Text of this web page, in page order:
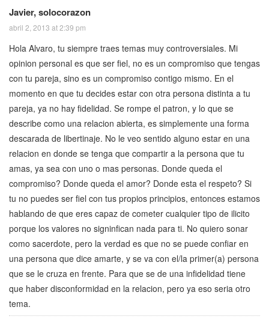
Javier, solocorazon
abril 2, 2013 at 2:39 pm
Hola Alvaro, tu siempre traes temas muy controversiales. Mi
opinion personal es que ser fiel, no es un compromiso que tengas
con tu pareja, sino es un compromiso contigo mismo. En el
momento en que tu decides estar con otra persona distinta a tu
pareja, ya no hay fidelidad. Se rompe el patron, y lo que se
describe como una relacion abierta, es simplemente una forma
descarada de libertinaje. No le veo sentido alguno estar en una
relacion en donde se tenga que compartir a la persona que tu
amas, ya sea con uno o mas personas. Donde queda el
compromiso? Donde queda el amor? Donde esta el respeto? Si
tu no puedes ser fiel con tus propios principios, entonces estamos
hablando de que eres capaz de cometer cualquier tipo de ilicito
porque los valores no signinfican nada para ti. No quiero sonar
como sacerdote, pero la verdad es que no se puede confiar en
una persona que dice amarte, y se va con el/la primer(a) persona
que se le cruza en frente. Para que se de una infidelidad tiene
que haber disconformidad en la relacion, pero ya eso seria otro
tema.